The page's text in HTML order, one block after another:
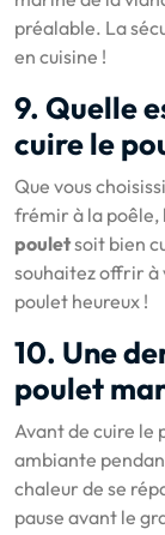
préalable. La
en cuisine !
9. Quelle
cuire le
Que vous
frémir à la poêle,
pouletsoit bien
souhaitez offrir à
poulet heureux !
10. Une
poulet
Avant de cuire le
ambiante
chaleur de se
pause avant le